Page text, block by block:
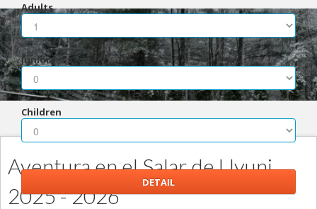
Adults
Juniors
Children
Aventura en el Salar de Uyuni
2025 - 2026